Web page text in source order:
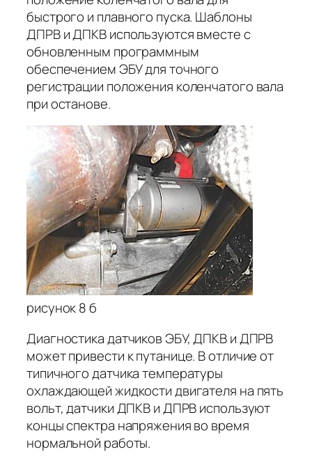
быстрого и плавного пуска. Шаблоны
ДПРВ и ДПКВ используются вместе с
обновленным программным
обеспечением ЭБУ для точного
регистрации положения коленчатого вала
при останове.
рисунок 8 б
Диагностика датчиков ЭБУ, ДПКВ и ДПРВ
может привести к путанице. В отличие от
типичного датчика температуры
охлаждающей жидкости двигателя на пять
вольт, датчики ДПКВ и ДПРВ используют
концы спектра напряжения во время
нормальной работы.